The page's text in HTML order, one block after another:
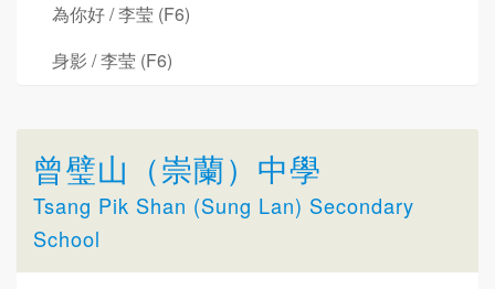
為你好 / 李莹 (F6)
身影 / 李莹 (F6)
曾璧山（崇蘭）中學
Tsang Pik Shan (Sung Lan) Secondary
School